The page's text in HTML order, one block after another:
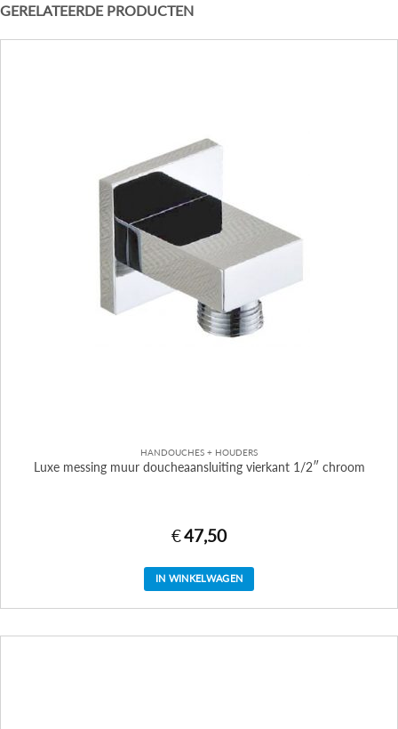
GERELATEERDE PRODUCTEN
HANDOUCHES + HOUDERS
Luxe messing muur doucheaansluiting vierkant 1/2″ chroom
€47,50
IN WINKELWAGEN